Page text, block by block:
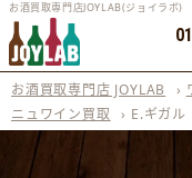
お酒買取専門店JOYLAB(ジョイラボ)
お酒買取専門店 JOYLAB ›
ニュワイン買取
› E.ギガル